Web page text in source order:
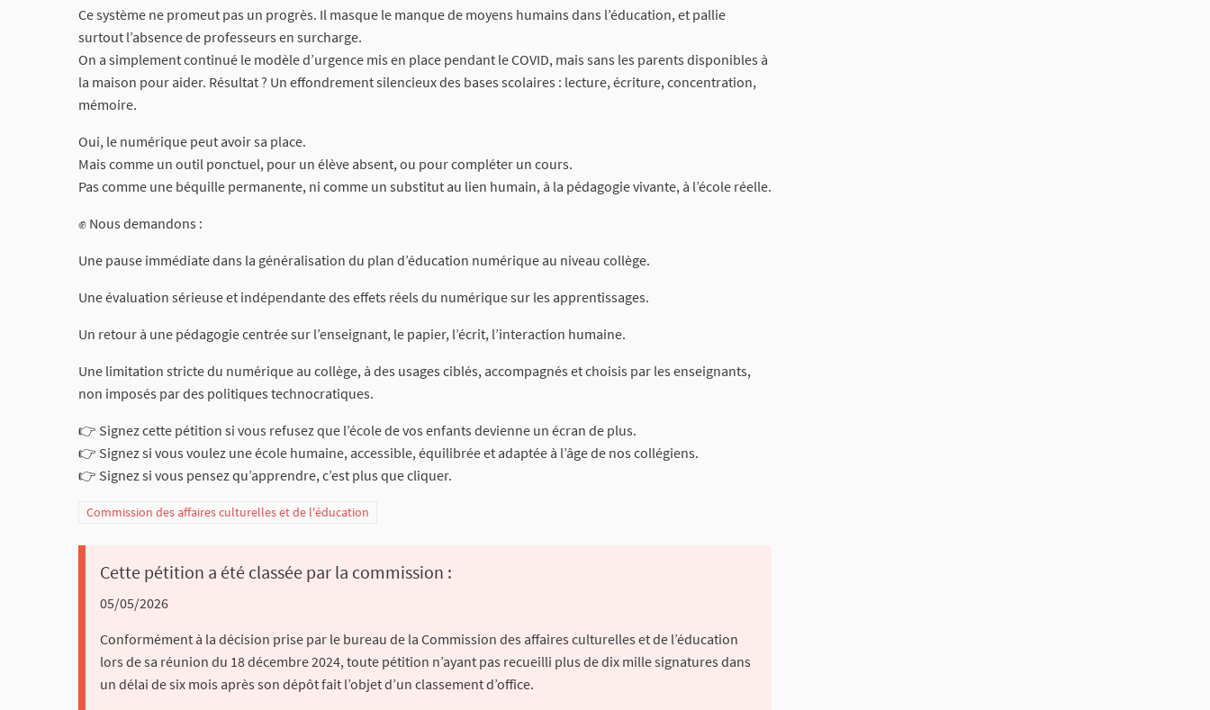
Ce système ne promeut pas un progrès. Il masque le manque de moyens humains dans l’éducation, et pallie
surtout l’absence de professeurs en surcharge.
On a simplement continué le modèle d’urgence mis en place pendant le COVID, mais sans les parents disponibles à
la maison pour aider. Résultat ? Un effondrement silencieux des bases scolaires : lecture, écriture, concentration,
mémoire.
Oui, le numérique peut avoir sa place.
Mais comme un outil ponctuel, pour un élève absent, ou pour compléter un cours.
Pas comme une béquille permanente, ni comme un substitut au lien humain, à la pédagogie vivante, à l’école réelle.
✊ Nous demandons :
Une pause immédiate dans la généralisation du plan d’éducation numérique au niveau collège.
Une évaluation sérieuse et indépendante des effets réels du numérique sur les apprentissages.
Un retour à une pédagogie centrée sur l’enseignant, le papier, l’écrit, l’interaction humaine.
Une limitation stricte du numérique au collège, à des usages ciblés, accompagnés et choisis par les enseignants,
non imposés par des politiques technocratiques.
👉 Signez cette pétition si vous refusez que l’école de vos enfants devienne un écran de plus.
👉 Signez si vous voulez une école humaine, accessible, équilibrée et adaptée à l’âge de nos collégiens.
👉 Signez si vous pensez qu’apprendre, c’est plus que cliquer.
Commission des affaires culturelles et de l'éducation
Cette pétition a été classée par la commission :
05/05/2026
Conformément à la décision prise par le bureau de la Commission des affaires culturelles et de l’éducation
lors de sa réunion du 18 décembre 2024, toute pétition n’ayant pas recueilli plus de dix mille signatures dans
un délai de six mois après son dépôt fait l’objet d’un classement d’office.